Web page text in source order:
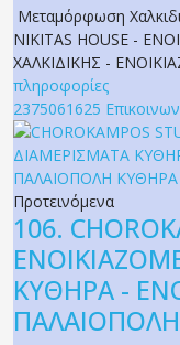
Μεταμόρφωση
NIKITAS HOUSE -
ΧΑΛΚΙΔΙΚΗΣ -
πληροφορίες
2375061625
Προτεινόμενα
106.
ΚΥΘΗΡΑ -